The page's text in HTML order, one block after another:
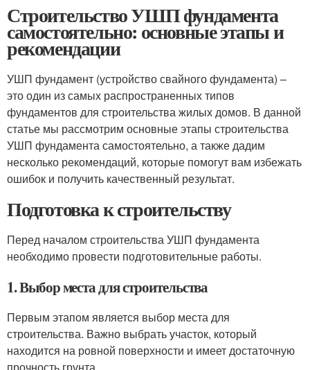
Строительство УШП фундамента
самостоятельно: основные этапы и
рекомендации
УШП фундамент (устройство свайного фундамента) –
это один из самых распространенных типов
фундаментов для строительства жилых домов. В данной
статье мы рассмотрим основные этапы строительства
УШП фундамента самостоятельно, а также дадим
несколько рекомендаций, которые помогут вам избежать
ошибок и получить качественный результат.
Подготовка к строительству
Перед началом строительства УШП фундамента
необходимо провести подготовительные работы.
1. Выбор места для строительства
Первым этапом является выбор места для
строительства. Важно выбрать участок, который
находится на ровной поверхности и имеет достаточную